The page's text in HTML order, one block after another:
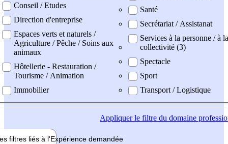
Conseil / Etudes
Direction d'entreprise
Espaces verts et naturels /
Agriculture / Pêche / Soins aux
animaux
Hôtellerie - Restauration /
Tourisme / Animation
Immobilier
Santé
Secrétariat / Assistanat
Services à la personne / à la
collectivité (3)
Spectacle
Sport
Transport / Logistique
Appliquerle filtre du domaine
filtres liés à l'Expérience demandée